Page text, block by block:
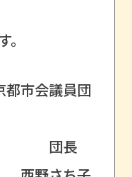
都市会議員団